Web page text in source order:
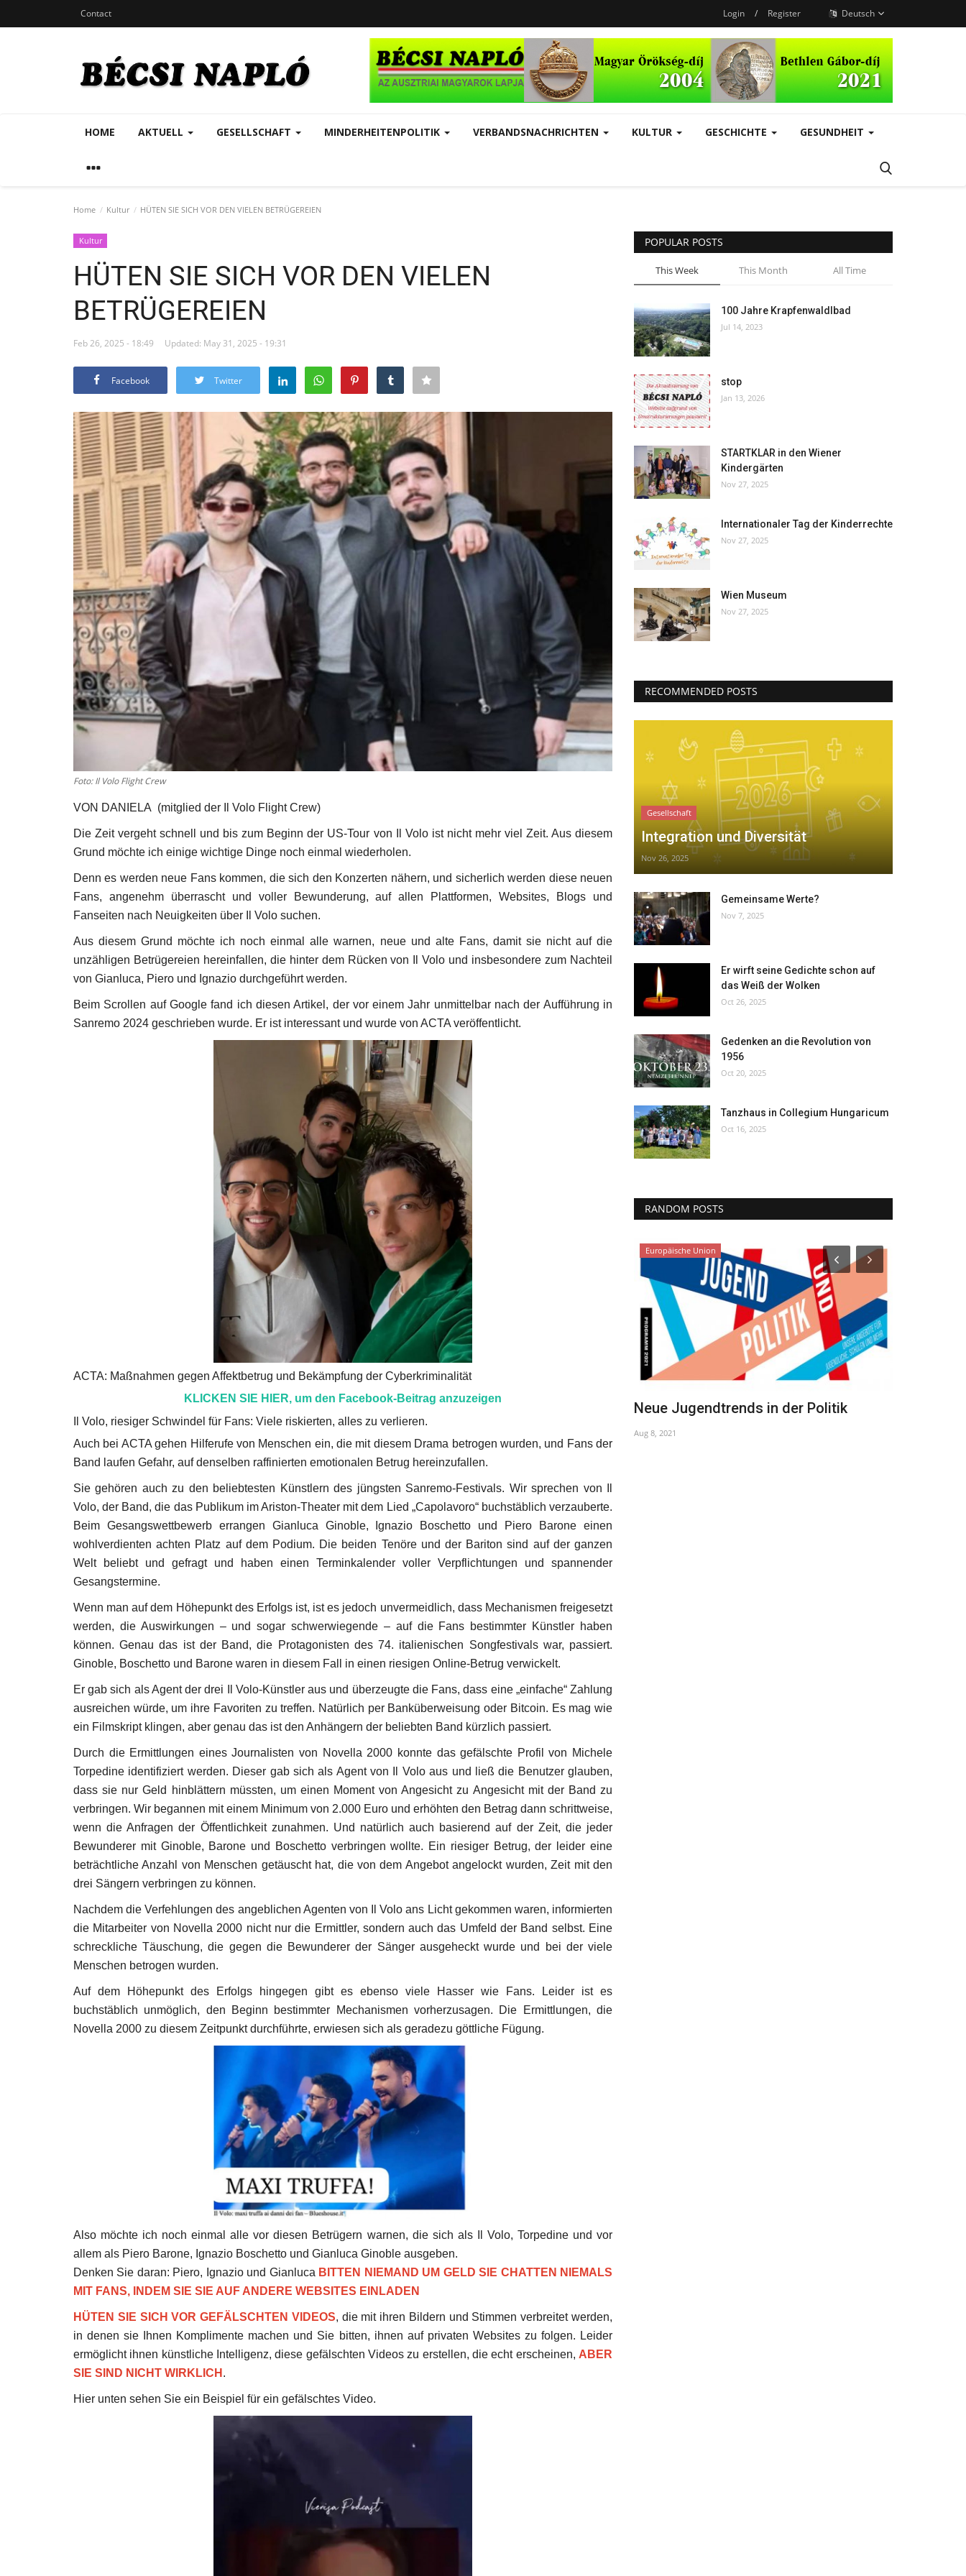
Contact Login / Register Deutsch
HOME AKTUELL GESELLSCHAFT MINDERHEITENPOLITIK VERBANDSNACHRICHTEN KULTUR GESCHICHTE GESUNDHEIT
Home Kultur HÜTEN SIE SICH VOR DEN VIELEN BETRÜGEREIEN
Kultur
HÜTEN SIE SICH VOR DEN VIELEN
BETRÜGEREIEN
Feb 26, 2025 - 18:49 Updated: May 31, 2025 - 19:31
Facebook Twitter
Foto: Il Volo Flight Crew
VON DANIELA (mitglied der Il Volo Flight Crew)
Die Zeit vergeht schnell und bis zum Beginn der US-Tour von Il Volo ist nicht mehr viel Zeit. Aus diesem
Grund möchte ich einige wichtige Dinge noch einmal wiederholen.
Denn es werden neue Fans kommen, die sich den Konzerten nähern, und sicherlich werden diese neuen
Fans, angenehm überrascht und voller Bewunderung, auf allen Plattformen, Websites, Blogs und
Fanseiten nach Neuigkeiten über Il Volo suchen.
Aus diesem Grund möchte ich noch einmal alle warnen, neue und alte Fans, damit sie nicht auf die
unzähligen Betrügereien hereinfallen, die hinter dem Rücken von Il Volo und insbesondere zum Nachteil
von Gianluca, Piero und Ignazio durchgeführt werden.
Beim Scrollen auf Google fand ich diesen Artikel, der vor einem Jahr unmittelbar nach der Aufführung in
Sanremo 2024 geschrieben wurde. Er ist interessant und wurde von ACTA veröffentlicht.
ACTA: Maßnahmen gegen Affektbetrug und Bekämpfung der Cyberkriminalität
KLICKEN SIE HIER, um den Facebook-Beitrag anzuzeigen
Il Volo, riesiger Schwindel für Fans: Viele riskierten, alles zu verlieren.
Auch bei ACTA gehen Hilferufe von Menschen ein, die mit diesem Drama betrogen wurden, und Fans der
Band laufen Gefahr, auf denselben raffinierten emotionalen Betrug hereinzufallen.
Sie gehören auch zu den beliebtesten Künstlern des jüngsten Sanremo-Festivals. Wir sprechen von Il
Volo, der Band, die das Publikum im Ariston-Theater mit dem Lied „Capolavoro“ buchstäblich verzauberte.
Beim Gesangswettbewerb errangen Gianluca Ginoble, Ignazio Boschetto und Piero Barone einen
wohlverdienten achten Platz auf dem Podium. Die beiden Tenöre und der Bariton sind auf der ganzen
Welt beliebt und gefragt und haben einen Terminkalender voller Verpflichtungen und spannender
Gesangstermine.
Wenn man auf dem Höhepunkt des Erfolgs ist, ist es jedoch unvermeidlich, dass Mechanismen freigesetzt
werden, die Auswirkungen – und sogar schwerwiegende – auf die Fans bestimmter Künstler haben
können. Genau das ist der Band, die Protagonisten des 74. italienischen Songfestivals war, passiert.
Ginoble, Boschetto und Barone waren in diesem Fall in einen riesigen Online-Betrug verwickelt.
Er gab sich als Agent der drei Il Volo-Künstler aus und überzeugte die Fans, dass eine „einfache“ Zahlung
ausreichen würde, um ihre Favoriten zu treffen. Natürlich per Banküberweisung oder Bitcoin. Es mag wie
ein Filmskript klingen, aber genau das ist den Anhängern der beliebten Band kürzlich passiert.
Durch die Ermittlungen eines Journalisten von Novella 2000 konnte das gefälschte Profil von Michele
Torpedine identifiziert werden. Dieser gab sich als Agent von Il Volo aus und ließ die Benutzer glauben,
dass sie nur Geld hinblättern müssten, um einen Moment von Angesicht zu Angesicht mit der Band zu
verbringen. Wir begannen mit einem Minimum von 2.000 Euro und erhöhten den Betrag dann schrittweise,
wenn die Anfragen der Öffentlichkeit zunahmen. Und natürlich auch basierend auf der Zeit, die jeder
Bewunderer mit Ginoble, Barone und Boschetto verbringen wollte. Ein riesiger Betrug, der leider eine
beträchtliche Anzahl von Menschen getäuscht hat, die von dem Angebot angelockt wurden, Zeit mit den
drei Sängern verbringen zu können.
Nachdem die Verfehlungen des angeblichen Agenten von Il Volo ans Licht gekommen waren, informierten
die Mitarbeiter von Novella 2000 nicht nur die Ermittler, sondern auch das Umfeld der Band selbst. Eine
schreckliche Täuschung, die gegen die Bewunderer der Sänger ausgeheckt wurde und bei der viele
Menschen betrogen wurden.
Auf dem Höhepunkt des Erfolgs hingegen gibt es ebenso viele Hasser wie Fans. Leider ist es
buchstäblich unmöglich, den Beginn bestimmter Mechanismen vorherzusagen. Die Ermittlungen, die
Novella 2000 zu diesem Zeitpunkt durchführte, erwiesen sich als geradezu göttliche Fügung.
Also möchte ich noch einmal alle vor diesen Betrügern warnen, die sich als Il Volo, Torpedine und vor
allem als Piero Barone, Ignazio Boschetto und Gianluca Ginoble ausgeben.
Denken Sie daran: Piero, Ignazio und Gianluca BITTEN NIEMAND UM GELDSIE CHATTEN NIEMALS
MIT FANS, INDEM SIE SIE AUF ANDERE WEBSITES EINLADEN
HÜTEN SIE SICH VOR GEFÄLSCHTEN VIDEOS, die mit ihren Bildern und Stimmen verbreitet werden,
in denen sie Ihnen Komplimente machen und Sie bitten, ihnen auf privaten Websites zu folgen. Leider
ermöglicht ihnen künstliche Intelligenz, diese gefälschten Videos zu erstellen, die echt erscheinen, ABER
SIE SIND NICHT WIRKLICH .
Hier unten sehen Sie ein Beispiel für ein gefälschtes Video.
POPULAR POSTS
This Week This Month All Time
100 Jahre Krapfenwaldlbad
Jul 14, 2023
stop
Jan 13, 2026
STARTKLAR in den Wiener
Kindergärten
Nov 27, 2025
Internationaler Tag der Kinderrechte
Nov 27, 2025
Wien Museum
Nov 27, 2025
RECOMMENDED POSTS
Gesellschaft
Integration und Diversität
Nov 26, 2025
Gemeinsame Werte?
Nov 7, 2025
Er wirft seine Gedichte schon auf
das Weiß der Wolken
Oct 26, 2025
Gedenken an die Revolution von
1956
Oct 20, 2025
Tanzhaus in Collegium Hungaricum
Oct 16, 2025
RANDOM POSTS
Pariser Finanzgipfel
Gesellschaft
Integration und Diversität
Europäische Union
Neue Jugendtrends in der Politik
Aug 8, 2021